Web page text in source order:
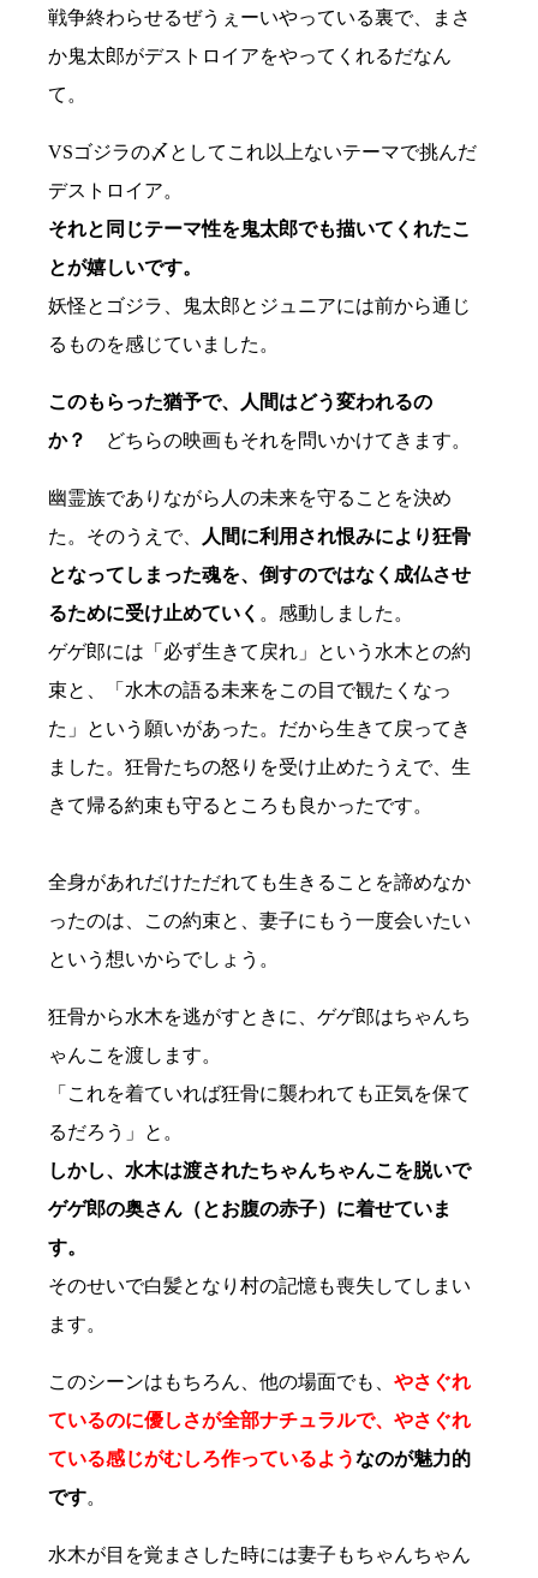
戦争終わらせるぜうぇーいやっている裏で、まさ
か鬼太郎がデストロイアをやってくれるだなん
て。
VSゴジラの〆としてこれ以上ないテーマで挑んだ
デストロイア。
それと同じテーマ性を鬼太郎でも描いてくれたこ
とが嬉しいです。
妖怪とゴジラ、鬼太郎とジュニアには前から通じ
るものを感じていました。
このもらった猶予で、人間はどう変われるの
か？
どちらの映画もそれを問いかけてきます。
幽霊族でありながら人の未来を守ることを決め
た。そのうえで、
人間に利用され恨みにより狂骨
となってしまった魂を、倒すのではなく成仏させ
るために受け止めていく 。感動しました。
ゲゲ郎には「必ず生きて戻れ」という水木との約
束と、「水木の語る未来をこの目で観たくなっ
た」という願いがあった。だから生きて戻ってき
ました。狂骨たちの怒りを受け止めたうえで、生
きて帰る約束も守るところも良かったです。
全身があれだけただれても生きることを諦めなか
ったのは、この約束と、妻子にもう一度会いたい
という想いからでしょう。
狂骨から水木を逃がすときに、ゲゲ郎はちゃんち
ゃんこを渡します。
「これを着ていれば狂骨に襲われても正気を保て
るだろう」と。
しかし、水木は渡されたちゃんちゃんこを脱いで
ゲゲ郎の奥さん（とお腹の赤子）に着せていま
す。
そのせいで白髪となり村の記憶も喪失してしまい
ます。
このシーンはもちろん、他の場面でも、やさぐれ
ているのに優しさが全部ナチュラルで、やさぐれ
ている感じがむしろ作っているようなのが魅力的
です。
水木が目を覚まさした時には妻子もちゃんちゃん